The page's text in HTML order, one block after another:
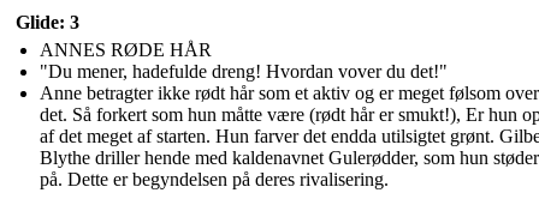
Glide: 3
ANNES RØDE HÅR
"Du mener, hadefulde dreng! Hvordan vover du det!"
Anne betragter ikke rødt hår som et aktiv og er meget følsom
det. Så forkert som hun måtte være (rødt hår er smukt!), Er hun
af det meget af starten. Hun farver det endda utilsigtet grønt.
Blythe driller hende med kaldenavnet Gulerødder, som hun
på. Dette er begyndelsen på deres rivalisering.